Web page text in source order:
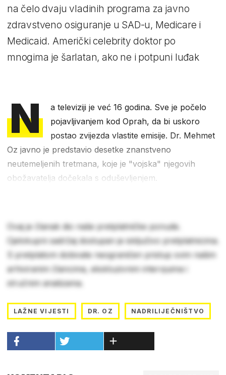
na čelo dvaju vladinih programa za javno
zdravstveno osiguranje u SAD-u, Medicare i
Medicaid. Američki celebrity doktor po
mnogima je šarlatan, ako ne i potpuni luđak
N
a televiziji je već 16 godina. Sve je počelo
pojavljivanjem kod Oprah, da bi uskoro
postao zvijezda vlastite emisije. Dr. Mehmet
Oz javno je predstavio desetke znanstveno
neutemeljenih tretmana, koje je "vojska" njegovih
obožavatelja dočekala s oduševljenjem.
Ovaj je članak dio naše pretplatničke ponude.
Cjelokupni sadržaj dostupan je isključivo pretplatnicima.
S pretplatom dobivate neograničen pristup svim našim
arhiviranim člancima, ekskluzivnim intervjuima i
stručnim analizama.
LAŽNE VIJESTI DR. OZ NADRILIJEČNIŠTVO